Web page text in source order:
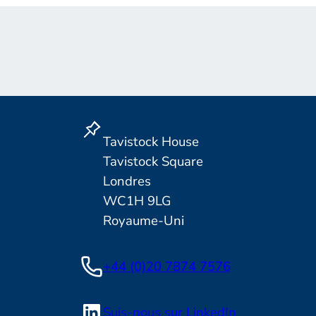
Tavistock House
Tavistock Square
Londres
WC1H 9LG
Royaume-Uni
+44 (0)20 7874 7576